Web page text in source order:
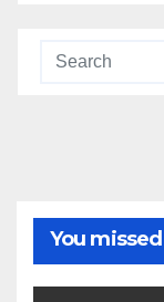
You missed